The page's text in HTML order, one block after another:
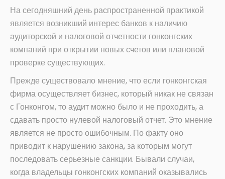
На сегодняшний день распространенной практикой
является возникший интерес банков к наличию
аудиторской и налоговой отчетности гонконгских
компаний при открытии новых счетов или плановой
проверке существующих.
Прежде существовало мнение, что если гонконгская
фирма осуществляет бизнес, который никак не связан
с Гонконгом, то аудит можно было и не проходить, а
сдавать просто нулевой налоговый отчет. Это мнение
является не просто ошибочным. По факту оно
приводит к нарушению закона, за которым могут
последовать серьезные санкции. Бывали случаи,
когда владельцы гонконгских компаний оказывались